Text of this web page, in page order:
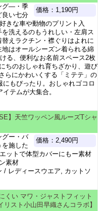
価格：1,190円
グ―・季
良い七分
きな車や動物のプリント入
洗えるのもうれしい・左肩ス
えラクチン・襟ぐりはよれに
はオールシーズン着られる綿
る、便利なお名前スペース2枚
ちのおしゃれ育ちざかり、遊び
らにかわいくする「ミテテ」の
もぴったり。おしゃれゴコロ
テムが大集合。
】天竺ワッペン風ルーズTシャ
価格：2,490円
グー・バ
を施した
ットで体型カバーにもー素材
素材
/ レディースウエア, カットソ
くい マワ・ジャストフィット
スト小山田早織さんコラボ】